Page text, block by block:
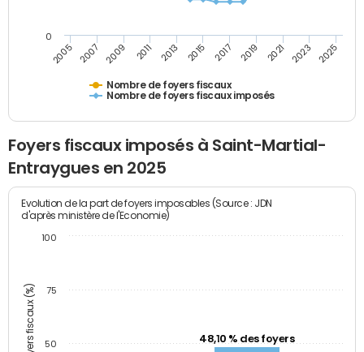
Nombre de foyers fiscaux
Nombre de foyers fiscaux imposés
2005 2007 2009 2011 2013 2015 2017 2019 2021 2023 2025
0
Foyers fiscaux imposés à Saint-Martial-
Entraygues en 2025
Evolution de la part de foyers imposables (Source : JDN
d'après ministère de l'Economie)
48,10 % des foyers
50
75
100